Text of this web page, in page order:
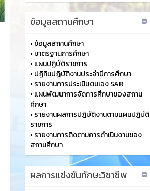
ข้อมูลสถานศึกษา
• ข้อมูลสถานศึกษา
• มาตรฐานการศึกษา
• แผนปฏิบัติราชการ
• ปฏิทินปฏฺิบัติงานประจำปีการศึกษา
• รายงานการประเมินตนเอง SAR
• แผนพัฒนาการจัดการศึกษาของสถาน
ศึกษา
• รายงานผลการปฏิบัติงานตามแผนปฏิบัติ
ราชการ
• รายงานการติดตามการดำเนินงานของ
สถานศึกษา
ผลการแข่งขันทักษะวิชาชีพ